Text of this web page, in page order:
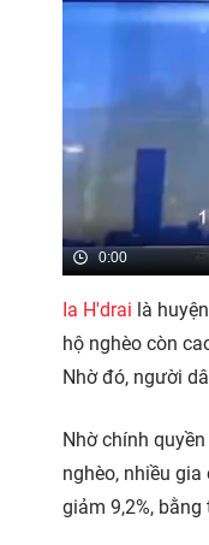
0:00
Ia H'drai là
hộ nghèo còn
Nhờ đó, người
Nhờ chính
nghèo, nhiều
giảm 9,2%,